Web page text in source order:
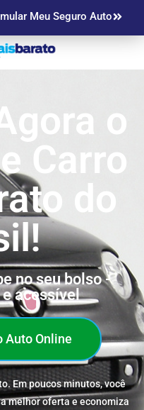
Meu Seguro Auto
o
Carro
do
no seu bolso -
acessível
Auto Online
Em poucos minutos, você
melhor oferta e economiza